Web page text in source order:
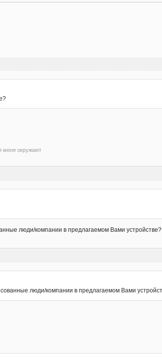
меня окружают
люди/компании в предлагаемом Вами устройстве?
люди/компании в предлагаемом Вами